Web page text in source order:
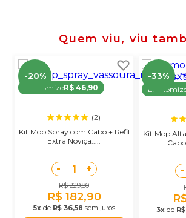
Quem viu, viu
-20%
EconomizeR$ 46,90
(2)
Kit Mop Spray com Cabo + Refil
Extra Noviça.....
- 1 +
R$ 229,80
R$ 182,90
5xde R$ 36,58 sem juros
-33%
Kit Mop
Cabo
-
3x de